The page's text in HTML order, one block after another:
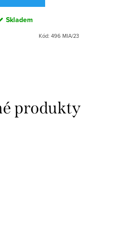
Skladem
Kód: 496 MIA/23